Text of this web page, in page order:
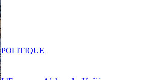
POLITIQUE